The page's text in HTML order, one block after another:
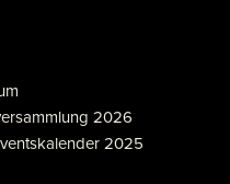
2026
2025